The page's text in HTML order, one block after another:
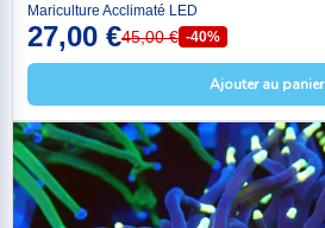
Mariculture Acclimaté LED
27,00 €45,00 € -40%
Ajouter au panier